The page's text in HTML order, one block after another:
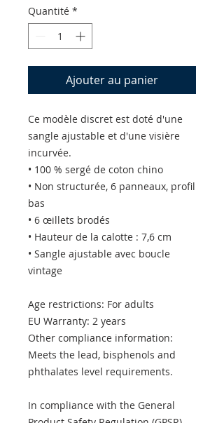
Quantité *
Ajouter au panier
Ce modèle discret est doté d'une
sangle ajustable et d'une visière
incurvée.
• 100 % sergé de coton chino
• Non structurée, 6 panneaux, profil
bas
• 6 œillets brodés
• Hauteur de la calotte : 7,6 cm
• Sangle ajustable avec boucle
vintage
Age restrictions: For adults
EU Warranty: 2 years
Other compliance information:
Meets the lead, bisphenols and
phthalates level requirements.
In compliance with the General